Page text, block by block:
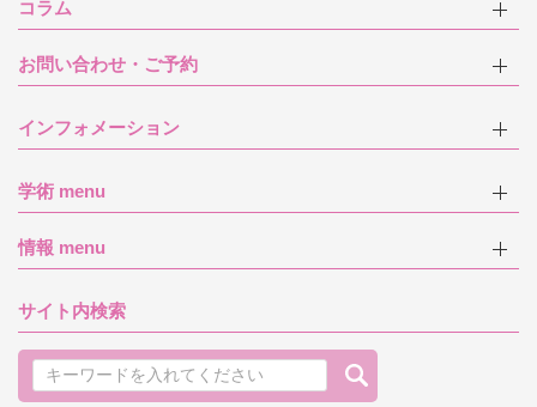
コラム
お問い合わせ・ご予約
インフォメーション
学術 menu
情報 menu
サイト内検索